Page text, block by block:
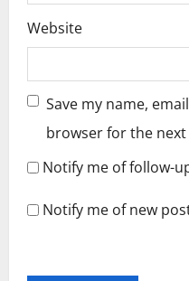
Website
Save my name,
browser for the
Notify me of follow-
Notify me of new